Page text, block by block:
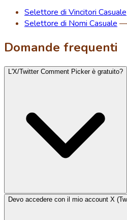
Selettore di Vincitori Casuale
Selettore di Nomi Casuale —
Domande frequenti
L'X/Twitter Comment Picker è gratuito?
Devo accedere con il mio account X